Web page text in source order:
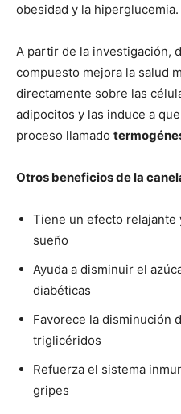
obesidad y la hiperglucemia.
A partir de la investigación,
compuesto mejora la salud
directamente sobre las
adipocitos y las induce a
proceso llamado
Otros beneficios de la
Tiene un efecto relajante
sueño
Ayuda a disminuir el
diabéticas
Favorece la disminución
triglicéridos
Refuerza el sistema
gripes